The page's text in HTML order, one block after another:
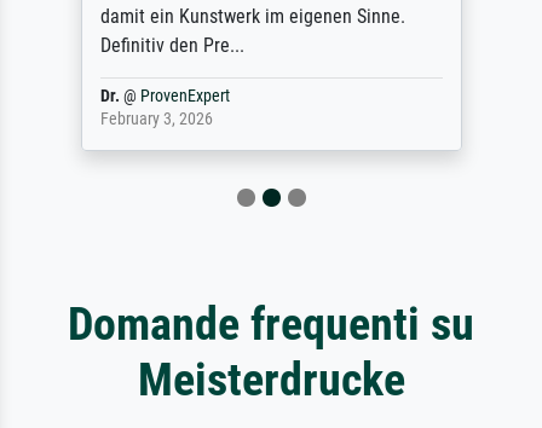
damit ein Kunstwerk im eigenen Sinne.
Definitiv den Pre...
Dr. @ ProvenExpert
February 3, 2026
Domande frequenti su
Meisterdrucke